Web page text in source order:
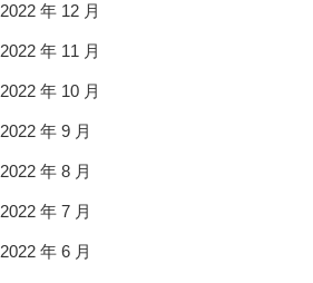
2022 年 12 月
2022 年 11 月
2022 年 10 月
2022 年 9 月
2022 年 8 月
2022 年 7 月
2022 年 6 月